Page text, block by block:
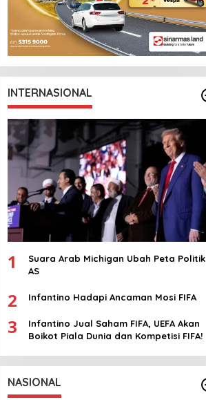
INTERNASIONAL
1
Suara Arab Michigan Ubah Peta Politik
AS
2 Infantino Hadapi Ancaman Mosi FIFA
3
Infantino Jual Saham FIFA, UEFA Akan
Boikot Piala Dunia dan Kompetisi FIFA!
NASIONAL